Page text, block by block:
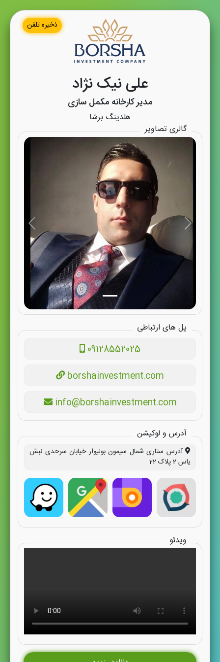
ذخیره تلفن
علی نیک نژاد
مدیر کارخانه مکمل سازی
هلدینگ برشا
گالری تصاویر
پل های ارتباطی
09128552025
borshainvestment.com
info@borshainvestment.com
آدرس و لوکیشن
آدرس ستاری شمال سیمون بولیوار خیابان سرحدی نبش
یاس 2 پلاک 22
ویدئو